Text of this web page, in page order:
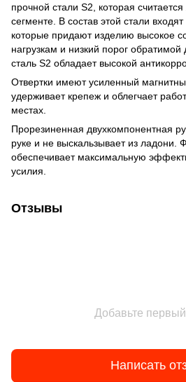
прочной стали S2, которая
сегменте. В состав этой стали
которые придают изделию высокое
нагрузкам и низкий порог
сталь S2 обладает высокой
Отвертки имеют усиленный
удерживает крепеж и облегчает
местах.
Прорезиненная двухкомпонентная
руке и не выскальзывает из ладони.
обеспечивает максимальную
усилия.
Отзывы
Добавьте
Написать